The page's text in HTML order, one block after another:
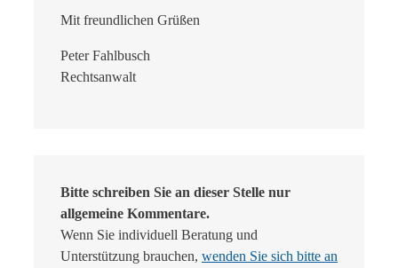
Mit freundlichen Grüßen
Peter Fahlbusch
Rechtsanwalt
Bitte schreiben Sie an dieser Stelle nur
allgemeine Kommentare.
Wenn Sie individuell Beratung und
Unterstützung brauchen, wenden Sie sich bitte an